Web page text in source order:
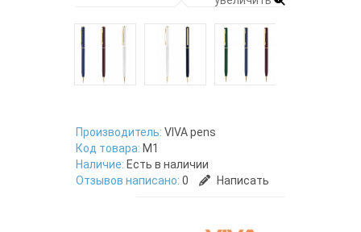
Производитель: VIVA pens
Код товара: M1
Наличие: Есть в наличии
Отзывов написано: 0 Написать